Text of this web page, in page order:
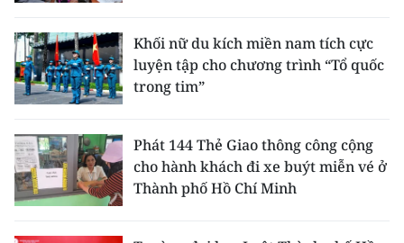
한국어
Khối nữ du kích miền nam tích cực
luyện tập cho chương trình “Tổ quốc
trong tim”
Phát 144 Thẻ Giao thông công cộng
cho hành khách đi xe buýt miễn vé ở
Thành phố Hồ Chí Minh